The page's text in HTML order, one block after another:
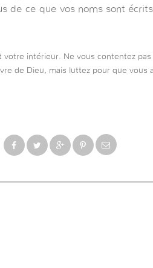
de ce que vos noms sont
votre intérieur. Ne vous contentez
de Dieu, mais luttez pour que vous